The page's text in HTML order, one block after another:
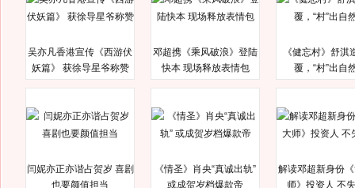
吴亦凡香港宣传《西游伏
妖篇》 获徐导星爷称赞
邓超携《乘风破浪》登陆
快本 现场释放表情包
《健忘村》舒淇
覆，“村”出自
闫妮亦正亦谐占贺岁 喜剧
也要颜值担当
《情圣》肖央“真诚出轨”
或成贺岁档爆款帝
解读邓超新身份
师》投资人 不